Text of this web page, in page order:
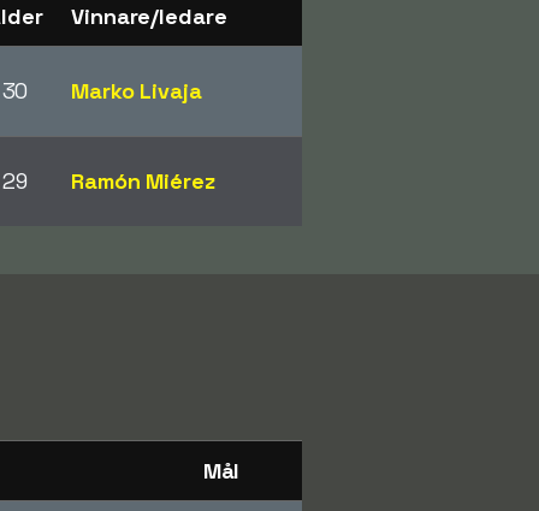
Vinnare/ledare
30 Marko Livaja
29 Ramón Miérez
Mål